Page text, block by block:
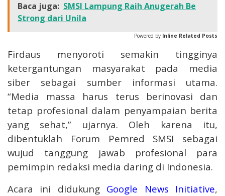
Baca juga: SMSI Lampung Raih Anugerah Be
Strong dari Unila
Powered by Inline Related Posts
Firdaus menyoroti semakin tingginya
ketergantungan masyarakat pada media
siber sebagai sumber informasi utama.
“Media massa harus terus berinovasi dan
tetap profesional dalam penyampaian berita
yang sehat,” ujarnya. Oleh karena itu,
dibentuklah Forum Pemred SMSI sebagai
wujud tanggung jawab profesional para
pemimpin redaksi media daring di Indonesia.
Acara ini didukung Google News Initiative,